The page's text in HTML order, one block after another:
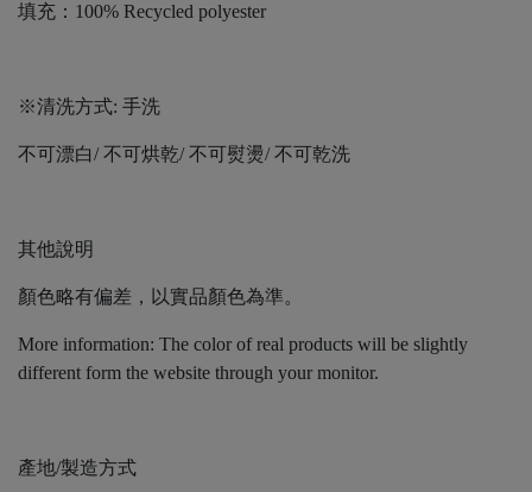
填充：100% Recycled polyester
※清洗方式: 手洗
不可漂白/ 不可烘乾/ 不可熨燙/ 不可乾洗
其他說明
顏色略有偏差，以實品顏色為準。
More information: The color of real products will be slightly
different form the website through your monitor.
產地/製造方式